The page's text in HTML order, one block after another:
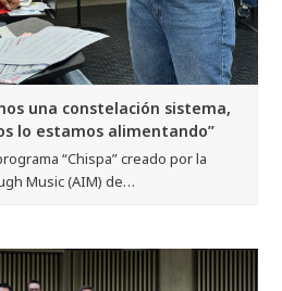
una constelación sistema,
lo estamos alimentando”
“Chispa” creado por la
Music (AIM) de…